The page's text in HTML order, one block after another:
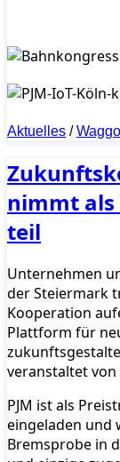
Aktuelles /
nimmt
teil
Unternehmen
der Steiermark
Kooperation
Plattform für
veranstaltet von
PJM ist als
eingeladen und
Bremsprobe in